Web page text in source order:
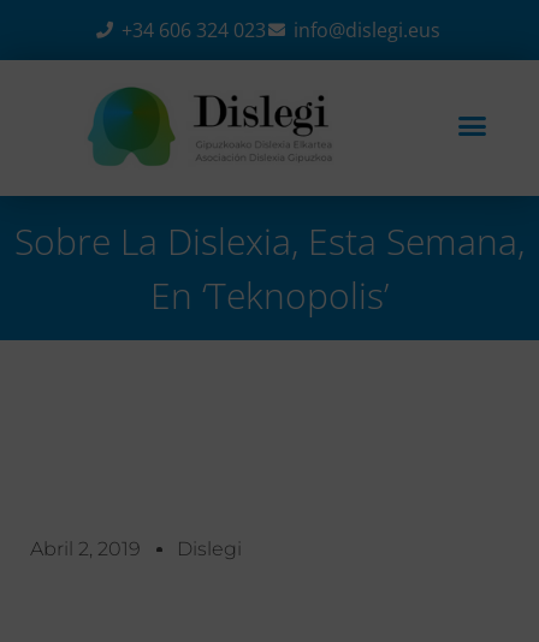
+34 606 324 023 info@dislegi.eus
Sobre La Dislexia, Esta Semana,
En ‘Teknopolis’
Abril 2, 2019 Dislegi